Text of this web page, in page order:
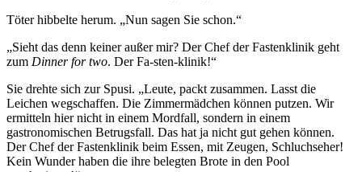
Töter hibbelte herum. „Nun sagen Sie schon.“
„Sieht das denn keiner außer mir? Der Chef der Fastenklinik geht
zum Dinner for two. Der Fa-sten-klinik!“
Sie drehte sich zur Spusi. „Leute, packt zusammen. Lasst die
Leichen wegschaffen. Die Zimmermädchen können putzen. Wir
ermitteln hier nicht in einem Mordfall, sondern in einem
gastronomischen Betrugsfall. Das hat ja nicht gut gehen können.
Der Chef der Fastenklinik beim Essen, mit Zeugen, Schluchseher!
Kein Wunder haben die ihre belegten Brote in den Pool